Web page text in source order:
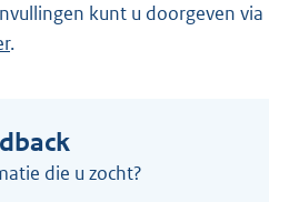
kunt u doorgeven via
.
die u zocht?